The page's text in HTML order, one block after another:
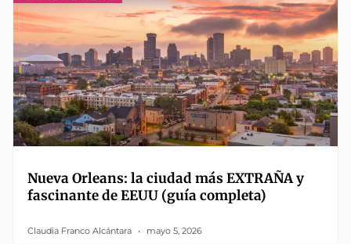
Nueva Orleans: la ciudad más EXTRAÑA y
fascinante de EEUU (guía completa)
Claudia Franco Alcántara mayo 5, 2026